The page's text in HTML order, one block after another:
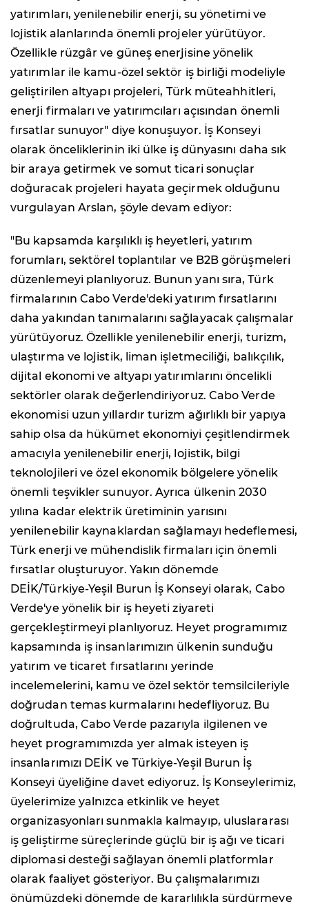
yatırımları, yenilenebilir enerji, su yönetimi ve
lojistik alanlarında önemli projeler yürütüyor.
Özellikle rüzgâr ve güneş enerjisine yönelik
yatırımlar ile kamu-özel sektör iş birliği modeliyle
geliştirilen altyapı projeleri, Türk müteahhitleri,
enerji firmaları ve yatırımcıları açısından önemli
fırsatlar sunuyor" diye konuşuyor. İş Konseyi
olarak önceliklerinin iki ülke iş dünyasını daha sık
bir araya getirmek ve somut ticari sonuçlar
doğuracak projeleri hayata geçirmek olduğunu
vurgulayan Arslan, şöyle devam ediyor:
"Bu kapsamda karşılıklı iş heyetleri, yatırım
forumları, sektörel toplantılar ve B2B görüşmeleri
düzenlemeyi planlıyoruz. Bunun yanı sıra, Türk
firmalarının Cabo Verde'deki yatırım fırsatlarını
daha yakından tanımalarını sağlayacak çalışmalar
yürütüyoruz. Özellikle yenilenebilir enerji, turizm,
ulaştırma ve lojistik, liman işletmeciliği, balıkçılık,
dijital ekonomi ve altyapı yatırımlarını öncelikli
sektörler olarak değerlendiriyoruz. Cabo Verde
ekonomisi uzun yıllardır turizm ağırlıklı bir yapıya
sahip olsa da hükümet ekonomiyi çeşitlendirmek
amacıyla yenilenebilir enerji, lojistik, bilgi
teknolojileri ve özel ekonomik bölgelere yönelik
önemli teşvikler sunuyor. Ayrıca ülkenin 2030
yılına kadar elektrik üretiminin yarısını
yenilenebilir kaynaklardan sağlamayı hedeflemesi,
Türk enerji ve mühendislik firmaları için önemli
fırsatlar oluşturuyor. Yakın dönemde
DEİK/Türkiye-Yeşil Burun İş Konseyi olarak, Cabo
Verde'ye yönelik bir iş heyeti ziyareti
gerçekleştirmeyi planlıyoruz. Heyet programımız
kapsamında iş insanlarımızın ülkenin sunduğu
yatırım ve ticaret fırsatlarını yerinde
incelemelerini, kamu ve özel sektör temsilcileriyle
doğrudan temas kurmalarını hedefliyoruz. Bu
doğrultuda, Cabo Verde pazarıyla ilgilenen ve
heyet programımızda yer almak isteyen iş
insanlarımızı DEİK ve Türkiye-Yeşil Burun İş
Konseyi üyeliğine davet ediyoruz. İş Konseylerimiz,
üyelerimize yalnızca etkinlik ve heyet
organizasyonları sunmakla kalmayıp, uluslararası
iş geliştirme süreçlerinde güçlü bir iş ağı ve ticari
diplomasi desteği sağlayan önemli platformlar
olarak faaliyet gösteriyor. Bu çalışmalarımızı
önümüzdeki dönemde de kararlılıkla sürdürmeye